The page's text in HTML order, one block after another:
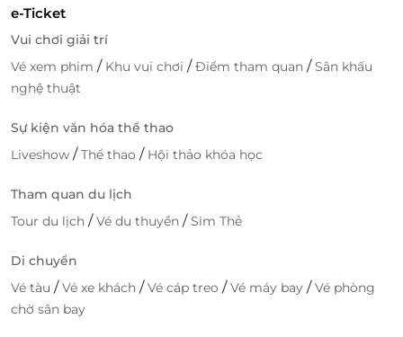
e-Ticket
Vui chơi giải trí
Vé xem phim / Khu vui chơi /Điểm tham quan /Sân khấu
nghệ thuật
Sự kiện văn hóa thể thao
Liveshow /Thể thao / Hội thảo khóa học
Tham quan du lịch
Tour du lịch /Vé du thuyền /Sim Thẻ
Di chuyển
Vé tàu /Vé xe khách /Vé cáp treo /Vé máy bay /Vé phòng
chờ sân bay